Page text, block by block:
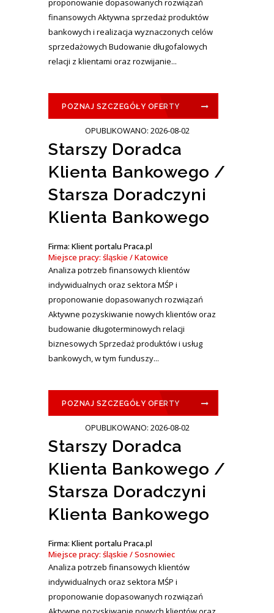
proponowanie dopasowanych rozwiązań
finansowych Aktywna sprzedaż produktów
bankowych i realizacja wyznaczonych celów
sprzedażowych Budowanie długofalowych
relacji z klientami oraz rozwijanie...
POZNAJ SZCZEGÓŁY OFERTY
OPUBLIKOWANO: 2026-08-02
Starszy Doradca
Klienta Bankowego /
Starsza Doradczyni
Klienta Bankowego
Firma: Klient portalu Praca.pl
Miejsce pracy: śląskie / Katowice
Analiza potrzeb finansowych klientów
indywidualnych oraz sektora MŚP i
proponowanie dopasowanych rozwiązań
Aktywne pozyskiwanie nowych klientów oraz
budowanie długoterminowych relacji
biznesowych Sprzedaż produktów i usług
bankowych, w tym funduszy...
POZNAJ SZCZEGÓŁY OFERTY
OPUBLIKOWANO: 2026-08-02
Starszy Doradca
Klienta Bankowego /
Starsza Doradczyni
Klienta Bankowego
Firma: Klient portalu Praca.pl
Miejsce pracy: śląskie / Sosnowiec
Analiza potrzeb finansowych klientów
indywidualnych oraz sektora MŚP i
proponowanie dopasowanych rozwiązań